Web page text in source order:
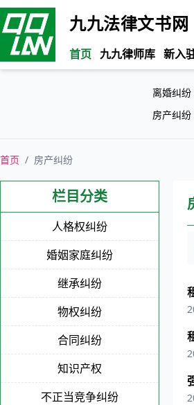
九九法律文书网
首页 九九律师库 新入
离婚纠纷
房产纠纷
首页 / 房产纠纷
栏目分类
人格权纠纷
婚姻家庭纠纷
继承纠纷
物权纠纷
合同纠纷
知识产权
不正当竞争纠纷